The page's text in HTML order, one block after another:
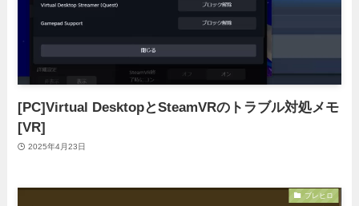
[PC]Virtual DesktopとSteamVRのトラブル対処メモ
[VR]
2025年4月23日
ブレヒロ